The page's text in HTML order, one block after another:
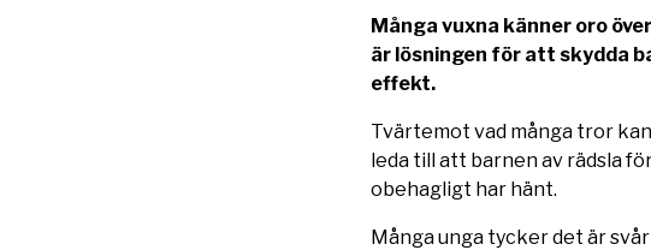
Många vuxna känner oro
är lösningen för att skydda
effekt.
Tvärtemot vad många tror
leda till att barnen av rädsla
obehagligt har hänt.
Många unga tycker det är